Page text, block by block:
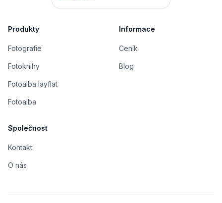
Produkty
Fotografie
Fotoknihy
Fotoalba layflat
Fotoalba
Informace
Ceník
Blog
Společnost
Kontakt
O nás